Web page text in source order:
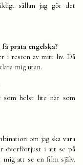
sällan jag gör det
prata engelska?
i resten av mitt liv. Då
mig utan.
som helst lite när som
om jag ska vara
överförtjust i att se på
att se en film själv.